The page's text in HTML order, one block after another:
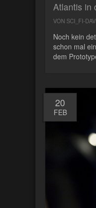
Atlantis in
VON SCI_FI-
Noch kein
schon mal
dem
20
FEB